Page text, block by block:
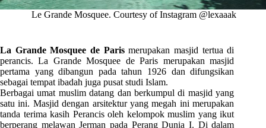
Le Grande Mosquee. Courtesy of Instagram @lexaaak
La Grande Mosquee de Parismerupakan masjid tertua di
perancis. La Grande Mosquee de Paris merupakan masjid
pertama yang dibangun pada tahun 1926 dan difungsikan
sebagai tempat ibadah juga pusat studi Islam.
Berbagai umat muslim datang dan berkumpul di masjid yang
satu ini. Masjid dengan arsitektur yang megah ini merupakan
tanda terima kasih Perancis oleh kelompok muslim yang ikut
berperang melawan Jerman pada Perang Dunia I. Di dalam